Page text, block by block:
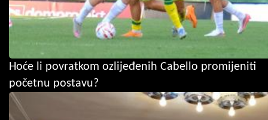
Hoće li povratkom ozlijeđenih Cabello promijeniti
početnu postavu?